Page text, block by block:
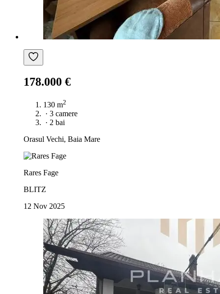
178.000 €
130 m2
· 3 camere
· 2 bai
Orasul Vechi, Baia Mare
Rares Fage
BLITZ
12 Nov 2025